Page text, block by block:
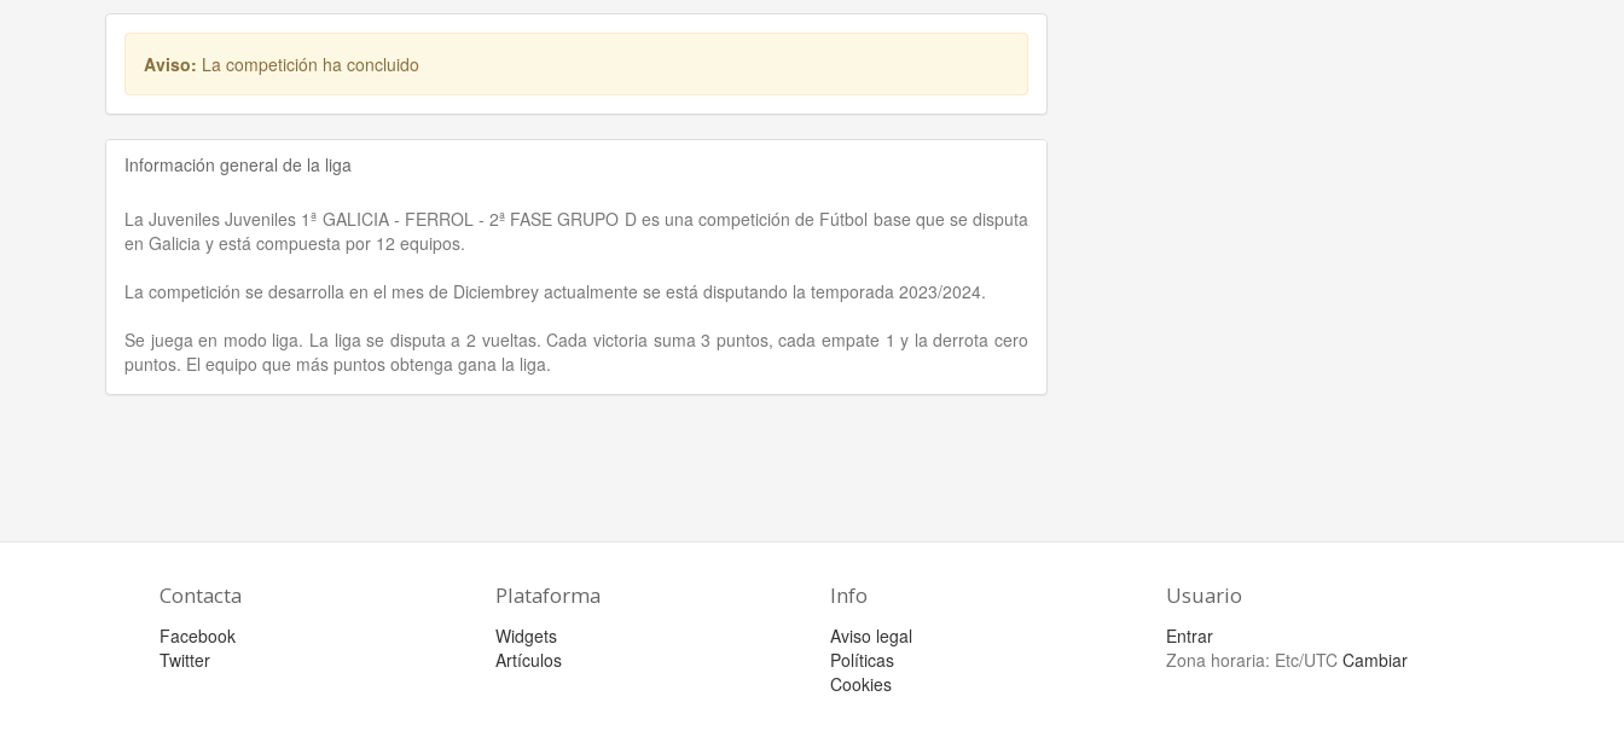
Aviso: La competición ha concluido
Información general de la liga
La Juveniles Juveniles 1ª GALICIA - FERROL - 2ª FASE GRUPO D es una competición de Fútbol base que se disputa
en Galicia y está compuesta por 12 equipos.
La competición se desarrolla en el mes de Diciembrey actualmente se está disputando la temporada 2023/2024.
Se juega en modo liga. La liga se disputa a 2 vueltas. Cada victoria suma 3 puntos, cada empate 1 y la derrota cero
puntos. El equipo que más puntos obtenga gana la liga.
Contacta
Facebook
Twitter
Plataforma
Widgets
Artículos
Info
Aviso legal
Políticas
Cookies
Usuario
Entrar
Zona horaria: Etc/UTC Cambiar